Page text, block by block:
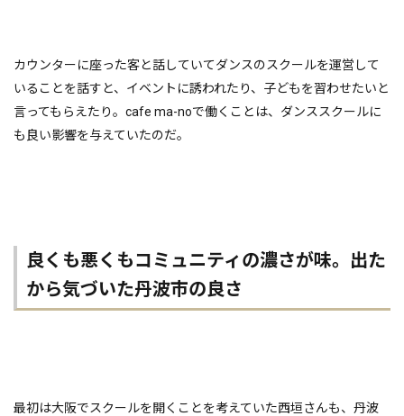
カウンターに座った客と話していてダンスのスクールを運営して
いることを話すと、イベントに誘われたり、子どもを習わせたいと
言ってもらえたり。cafe ma-noで働くことは、ダンススクールに
も良い影響を与えていたのだ。
良くも悪くもコミュニティの濃さが味。出た
から気づいた丹波市の良さ
最初は大阪でスクールを開くことを考えていた西垣さんも、丹波